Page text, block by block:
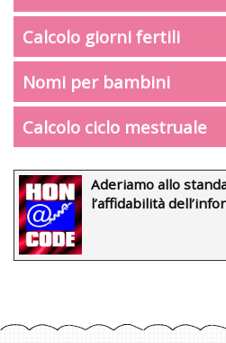
Calcolo giorni fertili
Nomi per bambini
Calcolo ciclo mestruale
Aderiamo allo
l’affidabilità